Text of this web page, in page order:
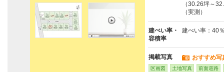
（30.26坪～
（実測）
建ぺい率・
容積率
建ぺい率：40
掲載写真 おすすめ写
区画図 土地写真 前面道路